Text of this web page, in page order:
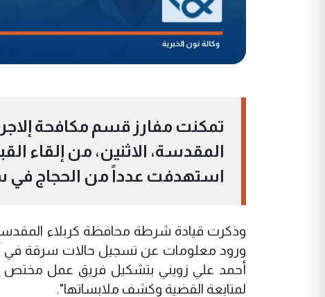
تمكنت مفارز قسم مكافحة
المقدسة، الاثنين، من إلقاء
استهدفت عدداً من الحجاج في
وذكرت قيادة شرطة محافظة كربلاء المقدسة
ورود معلومات عن تسجيل حالات سرقة في
أحمد علي زويني بتشكيل فريق عمل مختص
لمتابعة القضية وكشف ملابساتها".